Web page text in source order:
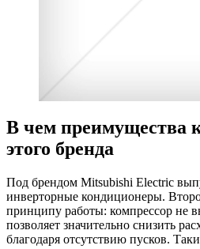
В чем преимущества
этого бренда
Под брендом Mitsubishi Electric
инверторные кондиционеры.
принципу работы: компрессор не
позволяет значительно снизить
благодаря отсутствию пусков.